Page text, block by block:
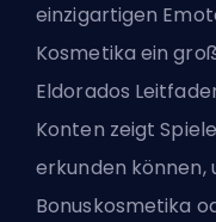
einzigartigen
Kosmetika ein
Eldorados
Konten zeigt
erkunden können,
Bonuskosmetika